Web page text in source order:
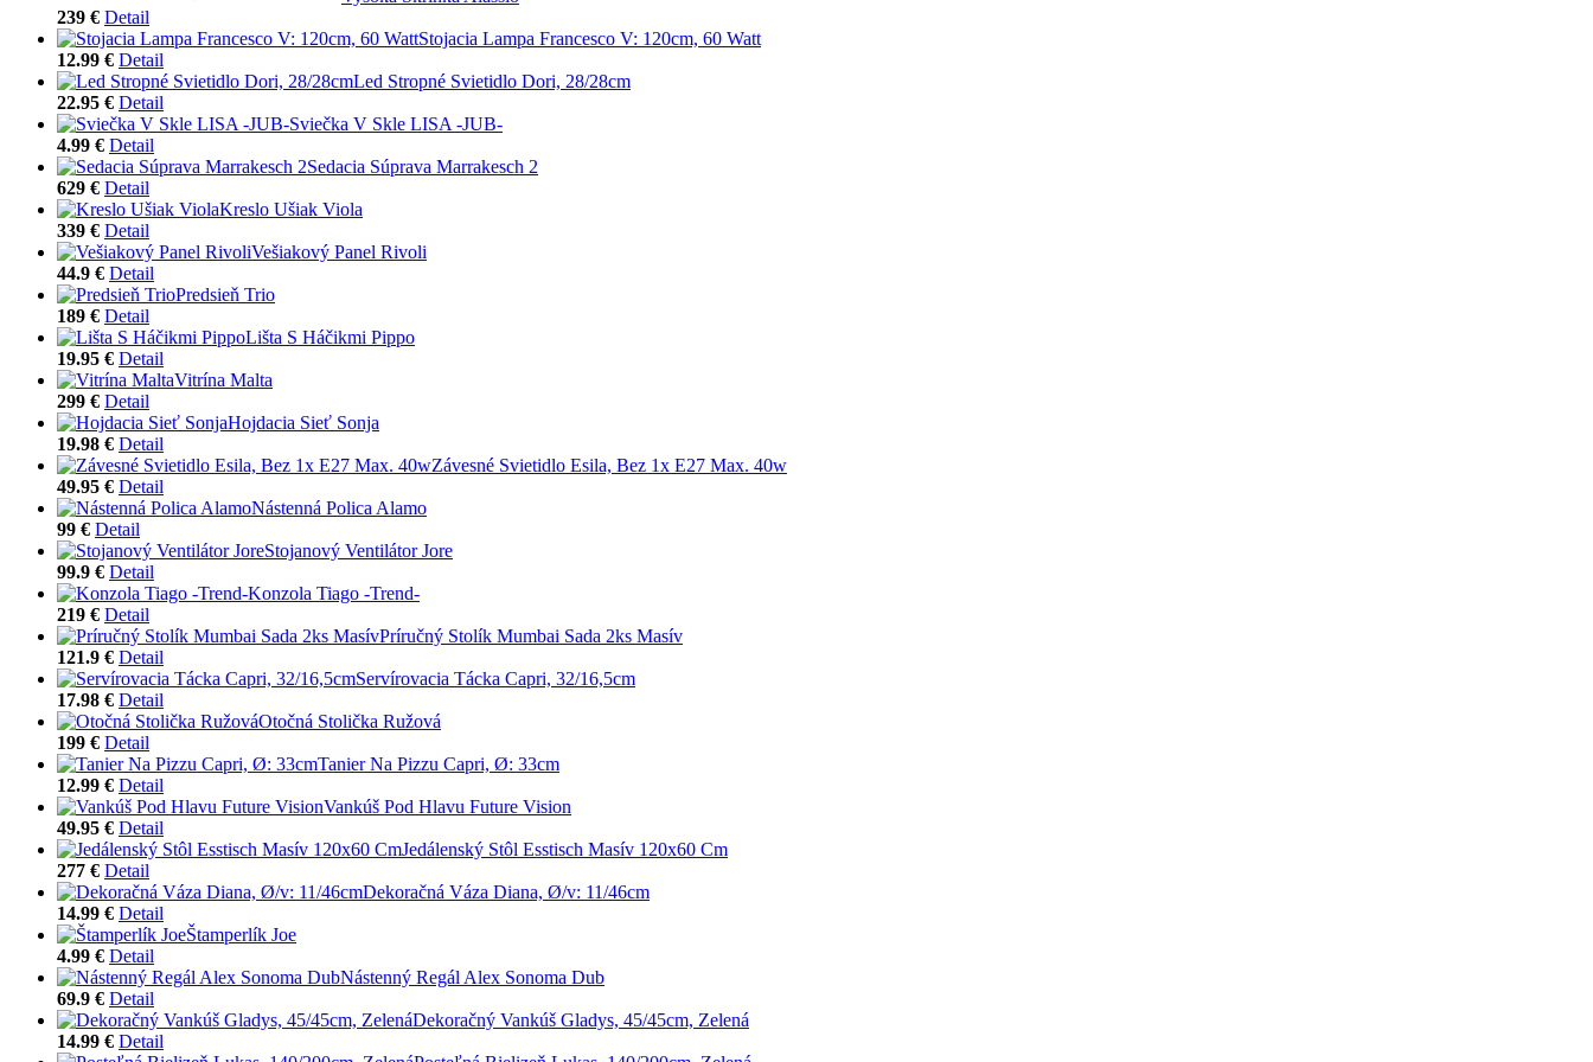
239 € Detail
Stojacia Lampa Francesco V: 120cm, 60 Watt
12.99 € Detail
Led Stropné Svietidlo Dori, 28/28cm
22.95 € Detail
Sviečka V Skle LISA -JUB-
4.99 € Detail
Sedacia Súprava Marrakesch 2
629 € Detail
Kreslo Ušiak Viola
339 € Detail
Vešiakový Panel Rivoli
44.9 € Detail
Predsieň Trio
189 € Detail
Lišta S Háčikmi Pippo
19.95 € Detail
Vitrína Malta
299 € Detail
Hojdacia Sieť Sonja
19.98 € Detail
Závesné Svietidlo Esila, Bez 1x E27 Max. 40w
49.95 € Detail
Nástenná Polica Alamo
99 € Detail
Stojanový Ventilátor Jore
99.9 € Detail
Konzola Tiago -Trend-
219 € Detail
Príručný Stolík Mumbai Sada 2ks Masív
121.9 € Detail
Servírovacia Tácka Capri, 32/16,5cm
17.98 € Detail
Otočná Stolička Ružová
199 € Detail
Tanier Na Pizzu Capri, Ø: 33cm
12.99 € Detail
Vankúš Pod Hlavu Future Vision
49.95 € Detail
Jedálenský Stôl Esstisch Masív 120x60 Cm
277 € Detail
Dekoračná Váza Diana, Ø/v: 11/46cm
14.99 € Detail
Štamperlík Joe
4.99 € Detail
Nástenný Regál Alex Sonoma Dub
69.9 € Detail
Dekoračný Vankúš Gladys, 45/45cm, Zelená
14.99 € Detail